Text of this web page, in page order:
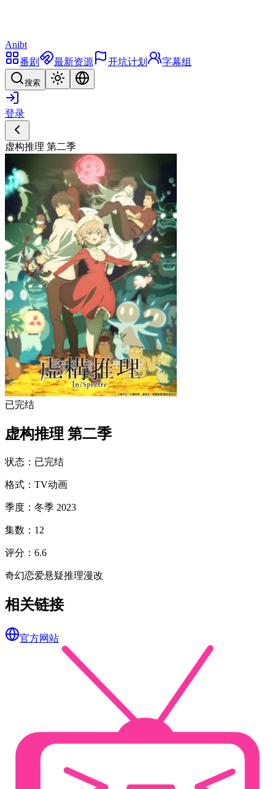
Anibt
番剧
最新资源 开坑计划 字幕组
搜索
登录
虚构推理 第二季
已完结
虚构推理 第二季
状态 ： 已完结
格式 ： TV动画
季度 ： 冬季 2023
集数 ： 12
评分 ： 6.6
奇幻恋爱悬疑推理漫改
相关链接
官方网站